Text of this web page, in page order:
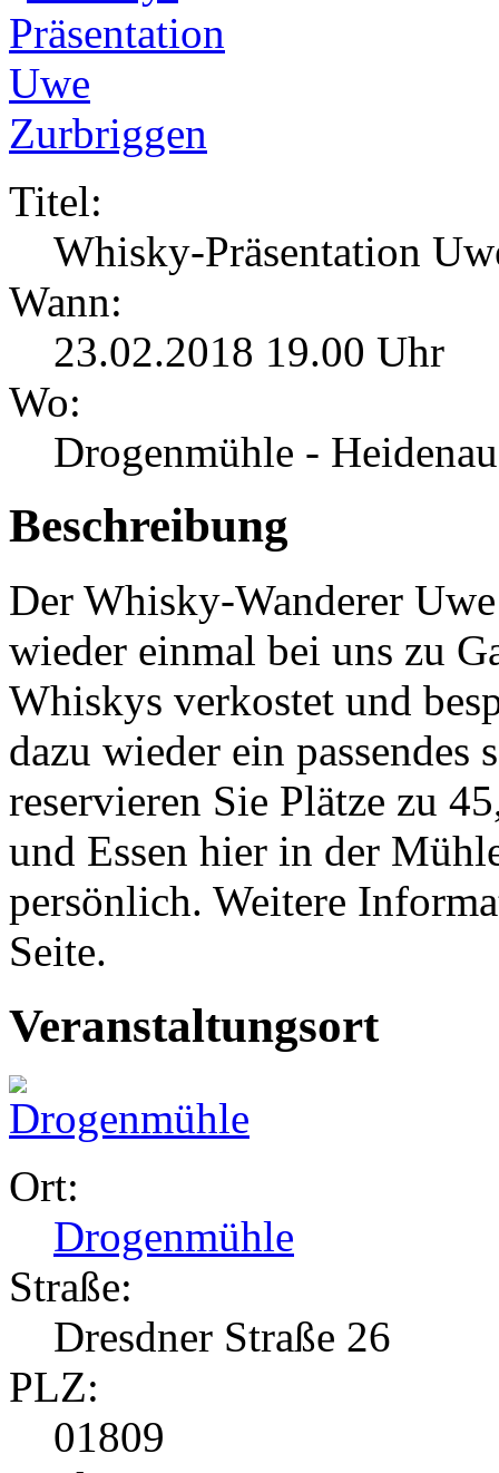
Titel:
Whisky-Präsentation
Wann:
23.02.2018 19.00 Uhr
Wo:
Drogenmühle - Heidenau
Beschreibung
Der Whisky-Wanderer
wieder einmal bei uns zu
Whiskys verkostet und
dazu wieder ein
reservieren Sie Plätze zu
und Essen hier in der
persönlich. Weitere
Seite.
Veranstaltungsort
Ort:
Drogenmühle
Straße:
Dresdner Straße 26
PLZ:
01809